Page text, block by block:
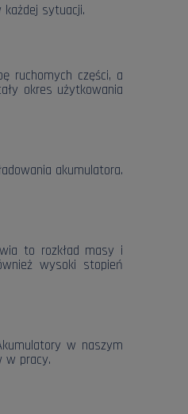
sytuacji.
ruchomych części, a
okres użytkowania
akumulatora.
to rozkład masy i
wysoki stopień
w naszym
w pracy.